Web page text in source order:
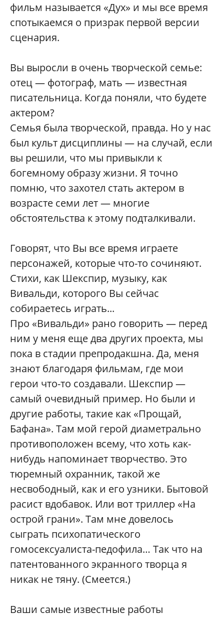
фильм называется «Дух» и мы все время
спотыкаемся о призрак первой версии
сценария.
Вы выросли в очень творческой семье:
отец — фотограф, мать — известная
писательница. Когда поняли, что будете
актером?
Семья была творческой, правда. Но у нас
был культ дисциплины — на случай, если
вы решили, что мы привыкли к
богемному образу жизни. Я точно
помню, что захотел стать актером в
возрасте семи лет — многие
обстоятельства к этому подталкивали.
Говорят, что Вы все время играете
персонажей, которые что-то сочиняют.
Стихи, как Шекспир, музыку, как
Вивальди, которого Вы сейчас
собираетесь играть...
Про «Вивальди» рано говорить — перед
ним у меня еще два других проекта, мы
пока в стадии препродакшна. Да, меня
знают благодаря фильмам, где мои
герои что-то создавали. Шекспир —
самый очевидный пример. Но были и
другие работы, такие как «Прощай,
Бафана». Там мой герой диаметрально
противоположен всему, что хоть как-
нибудь напоминает творчество. Это
тюремный охранник, такой же
несвободный, как и его узники. Бытовой
расист вдобавок. Или вот триллер «На
острой грани». Там мне довелось
сыграть психопатического
гомосексуалиста-педофила… Так что на
патентованного экранного творца я
никак не тяну. (Смеется.)
Ваши самые известные работы